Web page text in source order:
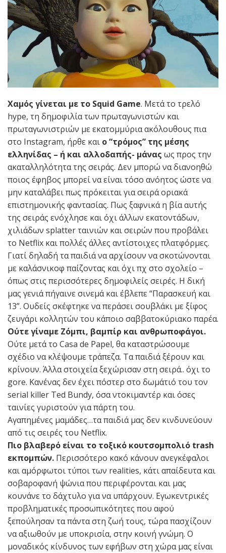
Χαμός γίνεται με το Squid Game. Mετά το τρελό
hype, τη δημοφιλία των πρωταγωνιστών και
πρωταγωνιστριών με εκατομμύρια ακόλουθους πια
στο Instagram, ήρθε και ο “τρόμος” της μέσης
ελληνίδας – ή και αλλοδαπής- μάνας ως προς την
ακαταλληλότητα της σειράς. Δεν μπορώ να διανοηθώ
ποιος έφηβος μπορεί να είναι τόσο ανόητος ώστε να
μην καταλάβει πως πρόκειται για σειρά οριακά
επιστημονικής φαντασίας. Πως ξαφνικά η βία αυτής
της σειράς ενόχλησε και όχι άλλων εκατοντάδων,
χιλιάδων splatter ταινιών και σειρών που προβάλει
το Netflix και πολλές άλλες αντίστοιχες πλατφόρμες.
Γιατί δηλαδή τα παιδιά να αρχίσουν να σκοτώνονται
με καλάσνικοφ παίζοντας και όχι πχ στο σχολείο –
όπως στις περισσότερες δημοφιλείς σειρές. Η δική
μας γενιά πήγαινε σινεμά και έβλεπε “Παρασκευή και
13”. Ουδείς σκέφτηκε να περάσει σουβλάκι με ξίφος
ζευγάρι κολλητών του κάποιο σαββατοκύριακο παρέα.
Ούτε γίναμε Ζόμπι, βαμπίρ και ανθρωποφάγοι.
Oύτε μετά το Casa de Papel, θα καταστρώσουμε
σχέδιο να κλέψουμε τράπεζα. Τα παιδιά ξέρουν και
κρίνουν. Άλλα στοιχεία ξεχώρισαν στη σειρά.. όχι το
gore. Κανένας δεν έχει πόστερ στο δωμάτιό του τον
serial killer Τed Bundy, όσα ντοκιμαντέρ και όσες
ταινίες γυριστούν για πάρτη του.
Αγαπημένες μαμάδες…τα παιδιά μας δεν κινδυνεύουν
από τις σειρές του Νetflix.
Πιο βλαβερό είναι το τοξικό κουτσομπολιό trash
εκπομπών. Περισσότερο κακό κάνουν ανεγκέφαλοι
και αμόρφωτοι τύποι των realities, κάτι απαίδευτα και
σοβαροφανή ψώνια που περιφέρονται και μας
κουνάνε το δάχτυλο για να υπάρχουν. Eγωκεντρικές
προβληματικές προσωπικότητες που αφού
ξεπούλησαν τα πάντα στη ζωή τους, τώρα πασχίζουν
να αξιωθούν με υποκρισία, στην κοινή γνώμη. Ο
μοναδικός κίνδυνος των εφήβων στη χώρα μας είναι